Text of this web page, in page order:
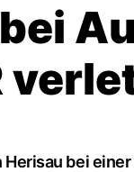
Herisau bei